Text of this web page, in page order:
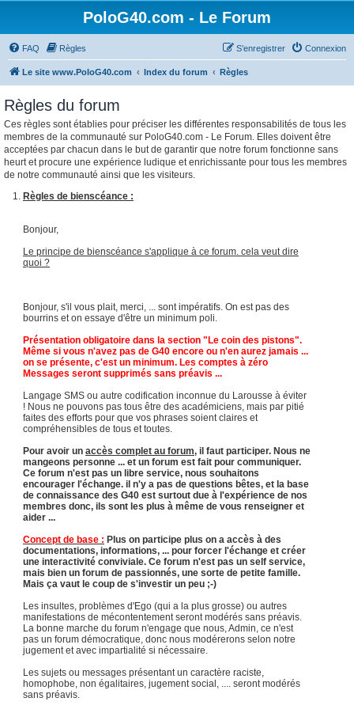
PoloG40.com - Le Forum
FAQ Règles Connexion
S’enregistrer
Le site www.PoloG40.com Index du forum Règles
Règles du forum
Ces règles sont établies pour préciser les différentes responsabilités de tous les
membres de la communauté sur PoloG40.com - Le Forum. Elles doivent être
acceptées par chacun dans le but de garantir que notre forum fonctionne sans
heurt et procure une expérience ludique et enrichissante pour tous les membres
de notre communauté ainsi que les visiteurs.
Règles de bienscéance :
Bonjour,
Le principe de bienscéance s'applique à ce forum. cela veut dire
quoi ?
Bonjour, s'il vous plait, merci, ... sont impératifs. On est pas des
bourrins et on essaye d'être un minimum poli.
Présentation obligatoire dans la section "Le coin des pistons".
Même si vous n'avez pas de G40 encore ou n'en aurez jamais ...
on se présente, c'est un minimum. Les comptes à zéro
Messages seront supprimés sans préavis ...
Langage SMS ou autre codification inconnue du Larousse à éviter
! Nous ne pouvons pas tous être des académiciens, mais par pitié
faites des efforts pour que vos phrases soient claires et
compréhensibles de tous et toutes.
Pour avoir un accès complet au forum, il faut participer. Nous ne
mangeons personne ... et un forum est fait pour communiquer.
Ce forum n'est pas un libre service, nous souhaitons
encourager l'échange. il n'y a pas de questions bêtes, et la base
de connaissance des G40 est surtout due à l'expérience de nos
membres donc, ils sont les plus à même de vous renseigner et
aider ...
Concept de base : Plus on participe plus on a accès à des
documentations, informations, ... pour forcer l'échange et créer
une interactivité conviviale. Ce forum n'est pas un self service,
mais bien un forum de passionnés, une sorte de petite famille.
Mais ça vaut le coup de s'investir un peu ;-)
Les insultes, problèmes d'Ego (qui a la plus grosse) ou autres
manifestations de mécontentement seront modérés sans préavis.
La bonne marche du forum n'engage que nous, Admin, ce n'est
pas un forum démocratique, donc nous modérerons selon notre
jugement et avec impartialité si nécessaire.
Les sujets ou messages présentant un caractère raciste,
homophobe, non égalitaires, jugement social, .... seront modérés
sans préavis.